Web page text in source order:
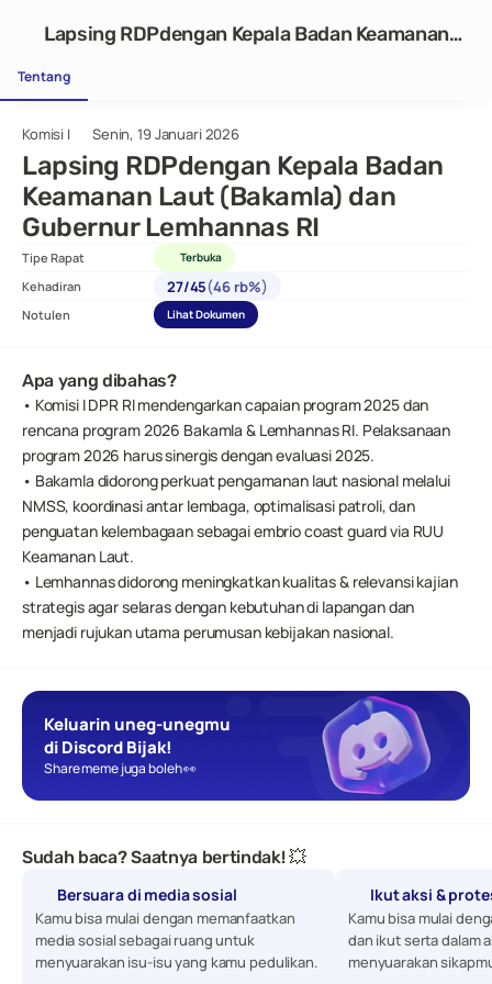
Komisi I Senin, 19 Januari 2026
Lapsing RDPdengan Kepala Badan
Keamanan Laut (Bakamla) dan
Gubernur Lemhannas RI
Tipe Rapat Terbuka
Kehadiran 27/45(46 rb%)
Notulen Lihat Dokumen
Apa yang dibahas?
• Komisi I DPR RI mendengarkan capaian program 2025 dan
rencana program 2026 Bakamla & Lemhannas RI. Pelaksanaan
program 2026 harus sinergis dengan evaluasi 2025.
• Bakamla didorong perkuat pengamanan laut nasional melalui
NMSS, koordinasi antar lembaga, optimalisasi patroli, dan
penguatan kelembagaan sebagai embrio coast guard via RUU
Keamanan Laut.
• Lemhannas didorong meningkatkan kualitas & relevansi kajian
strategis agar selaras dengan kebutuhan di lapangan dan
menjadi rujukan utama perumusan kebijakan nasional.
Keluarin uneg-unegmu
di Discord Bijak!
Share meme juga boleh 👀
Sudah baca? Saatnya bertindak! 💥
Bersuara di media sosial
Kamu bisa mulai dengan memanfaatkan
media sosial sebagai ruang untuk
menyuarakan isu-isu yang kamu pedulikan.
Ikut aksi &
Kamu bisa mulai
dan ikut serta dalam
menyuarakan
Lapsing RDPdengan Kepala Badan Keamanan
Tentang